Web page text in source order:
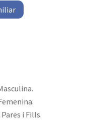
Pares i Fills.